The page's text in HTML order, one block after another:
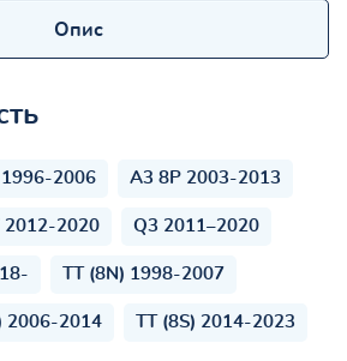
Опис
2006 A3 8P 2003-2013
2012-2020 Q3 2011–2020
TT (8N) 1998-2007
2006-2014 TT (8S) 2014-2023